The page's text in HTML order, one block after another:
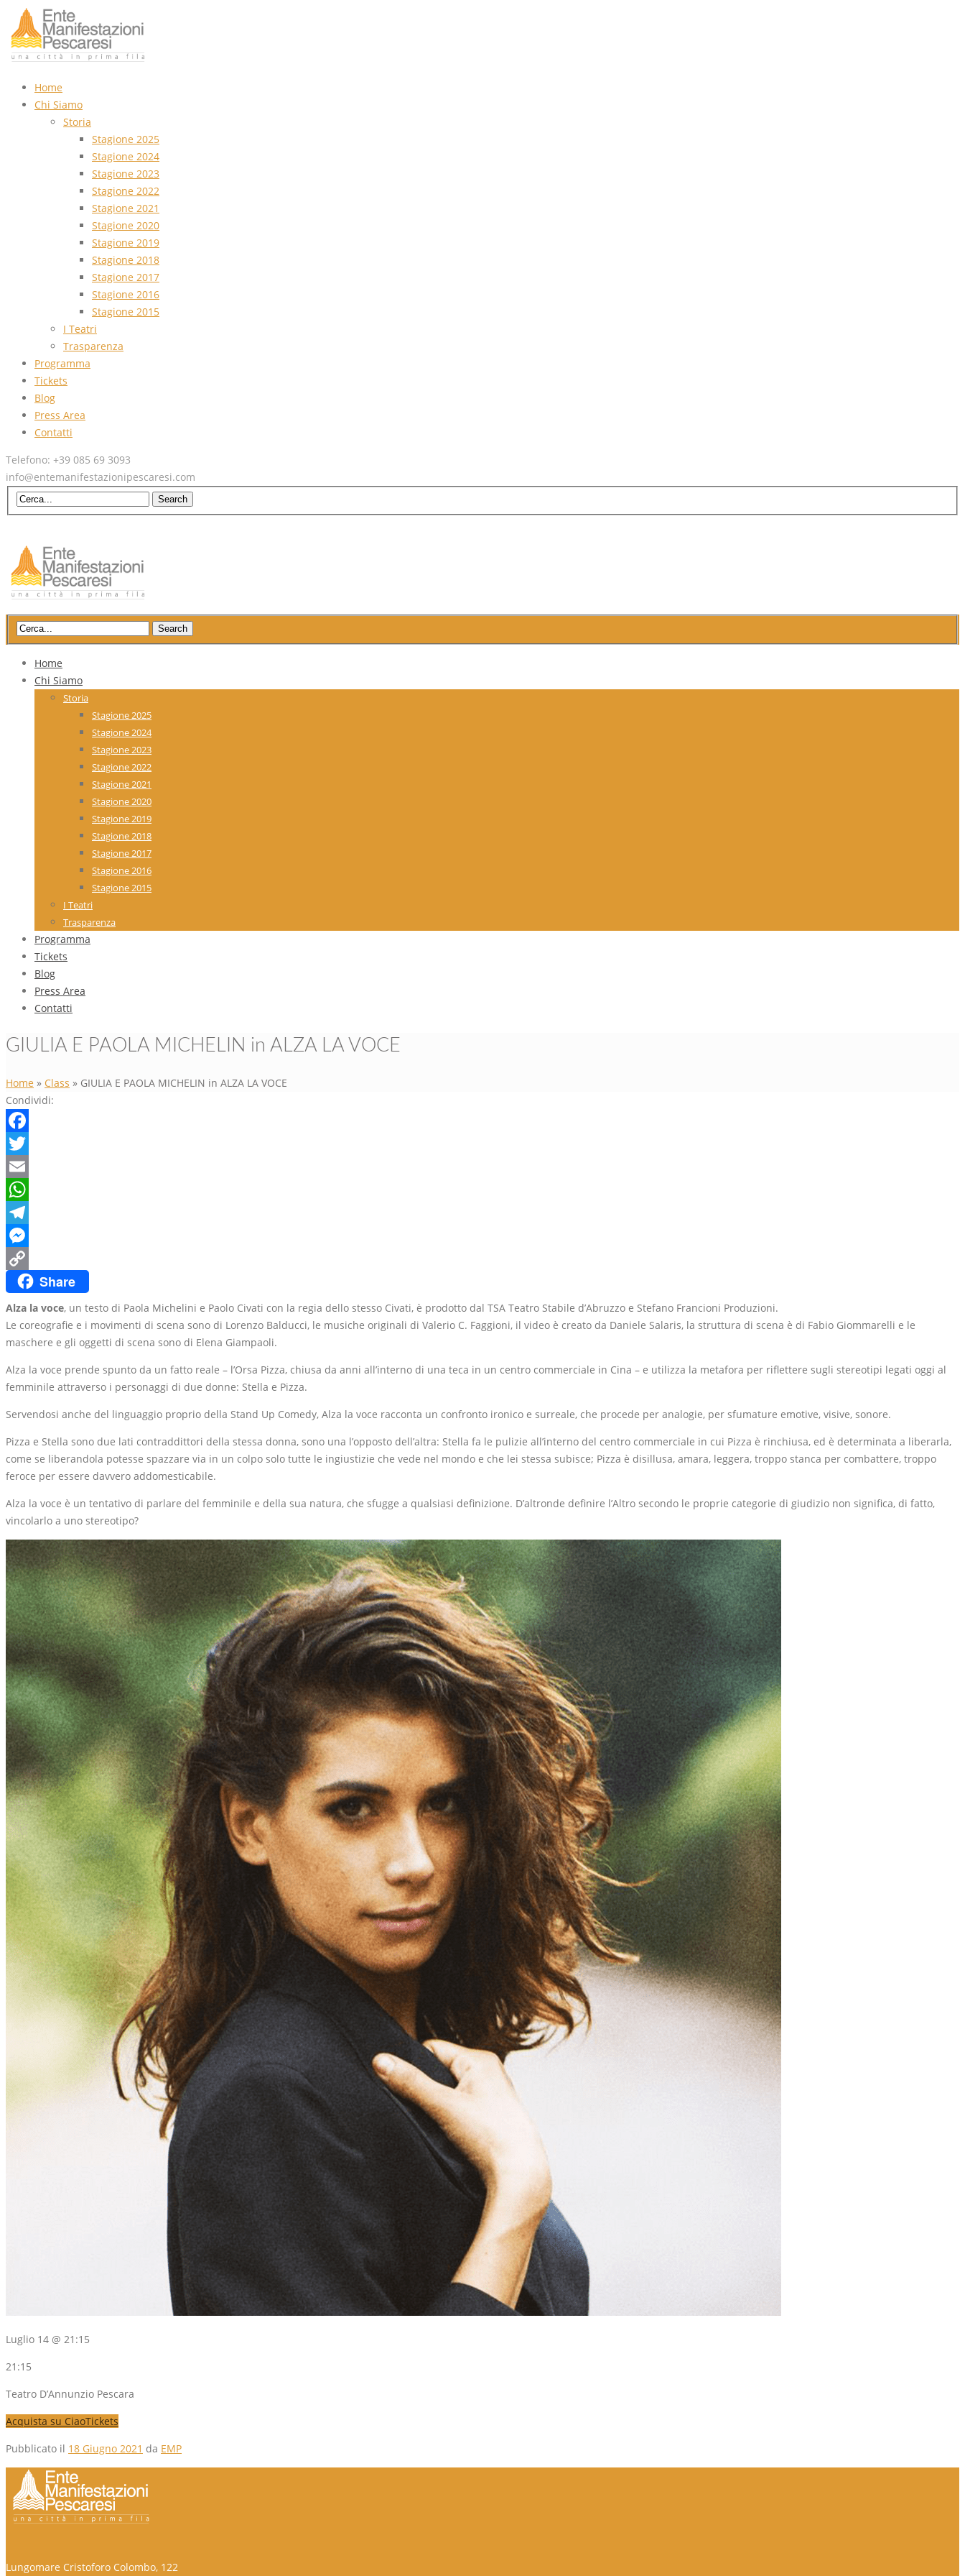
Home
Chi Siamo
Storia
Stagione 2025
Stagione 2024
Stagione 2023
Stagione 2022
Stagione 2021
Stagione 2020
Stagione 2019
Stagione 2018
Stagione 2017
Stagione 2016
Stagione 2015
I Teatri
Trasparenza
Programma
Tickets
Blog
Press Area
Contatti
Telefono: +39 085 69 3093
info@entemanifestazionipescaresi.com
Home
Chi Siamo
Storia
Stagione 2025
Stagione 2024
Stagione 2023
Stagione 2022
Stagione 2021
Stagione 2020
Stagione 2019
Stagione 2018
Stagione 2017
Stagione 2016
Stagione 2015
I Teatri
Trasparenza
Programma
Tickets
Blog
Press Area
Contatti
GIULIA E PAOLA MICHELIN in ALZA LA VOCE
Home » Class » GIULIA E PAOLA MICHELIN in ALZA LA VOCE
Condividi:
Facebook
Twitter
Email
WhatsApp
Telegram
Messenger
Copy
Link
Share
Alza la voce, un testo di Paola Michelini e Paolo Civati con la regia dello stesso Civati, è prodotto dal TSA Teatro Stabile d’Abruzzo e Stefano Francioni Produzioni.
Le coreografie e i movimenti di scena sono di Lorenzo Balducci, le musiche originali di Valerio C. Faggioni, il video è creato da Daniele Salaris, la struttura di scena è di Fabio Giommarelli e le
maschere e gli oggetti di scena sono di Elena Giampaoli.
Alza la voce prende spunto da un fatto reale – l’Orsa Pizza, chiusa da anni all’interno di una teca in un centro commerciale in Cina – e utilizza la metafora per riflettere sugli stereotipi legati oggi al
femminile attraverso i personaggi di due donne: Stella e Pizza.
Servendosi anche del linguaggio proprio della Stand Up Comedy, Alza la voce racconta un confronto ironico e surreale, che procede per analogie, per sfumature emotive, visive, sonore.
Pizza e Stella sono due lati contraddittori della stessa donna, sono una l’opposto dell’altra: Stella fa le pulizie all’interno del centro commerciale in cui Pizza è rinchiusa, ed è determinata a liberarla,
come se liberandola potesse spazzare via in un colpo solo tutte le ingiustizie che vede nel mondo e che lei stessa subisce; Pizza è disillusa, amara, leggera, troppo stanca per combattere, troppo
feroce per essere davvero addomesticabile.
Alza la voce è un tentativo di parlare del femminile e della sua natura, che sfugge a qualsiasi definizione. D’altronde definire l’Altro secondo le proprie categorie di giudizio non significa, di fatto,
vincolarlo a uno stereotipo?
Luglio 14 @ 21:15
21:15
Teatro D’Annunzio Pescara
Acquista su CiaoTickets
Pubblicato il 18 Giugno 2021 da EMP
Lungomare Cristoforo Colombo, 122